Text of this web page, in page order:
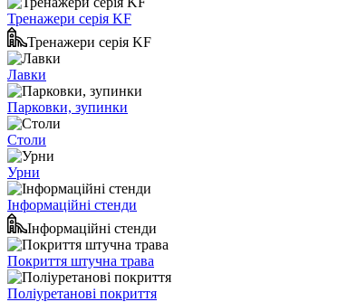
Тренажери серія KF
Тренажери серія KF
Лавки
Парковки, зупинки
Столи
Урни
Інформаційні стенди
Інформаційні стенди
Покриття штучна трава
Поліуретанові покриття